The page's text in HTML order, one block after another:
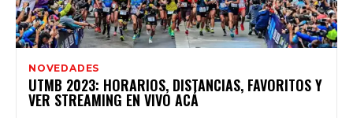
NOVEDADES
UTMB 2023: HORARIOS, DISTANCIAS, FAVORITOS Y
VER STREAMING EN VIVO ACÁ